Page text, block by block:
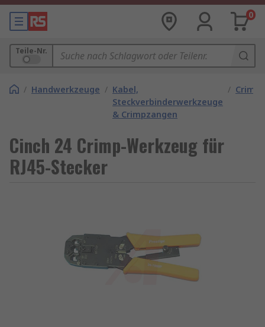
0
Teile-Nr.
/ Handwerkzeuge / Kabel,
Steckverbinderwerkzeuge
& Crimpzangen
/
Cinch 24 Crimp-Werkzeug für
RJ45-Stecker